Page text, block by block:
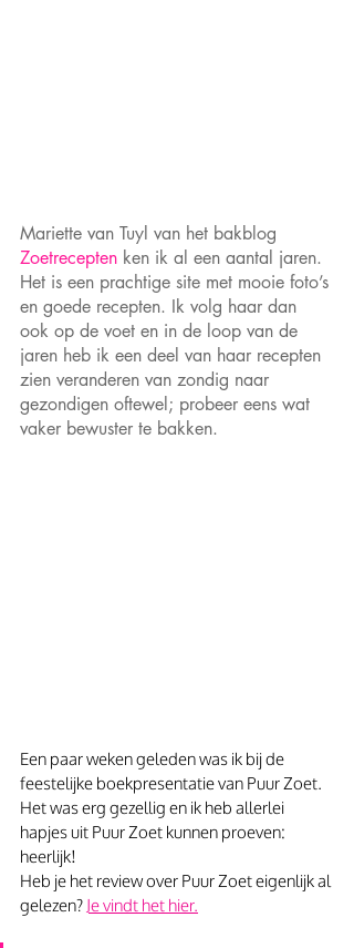
Mariette van Tuyl van het bakblog
Zoetrecepten ken ik al een aantal jaren.
Het is een prachtige site met mooie foto’s
en goede recepten. Ik volg haar dan
ook op de voet en in de loop van de
jaren heb ik een deel van haar recepten
zien veranderen van zondig naar
gezondigen oftewel; probeer eens wat
vaker bewuster te bakken.
Een paar weken geleden was ik bij de
feestelijke boekpresentatie van Puur Zoet.
Het was erg gezellig en ik heb allerlei
hapjes uit Puur Zoet kunnen proeven:
heerlijk!
Heb je het review over Puur Zoet eigenlijk al
gelezen? Je vindt het hier.